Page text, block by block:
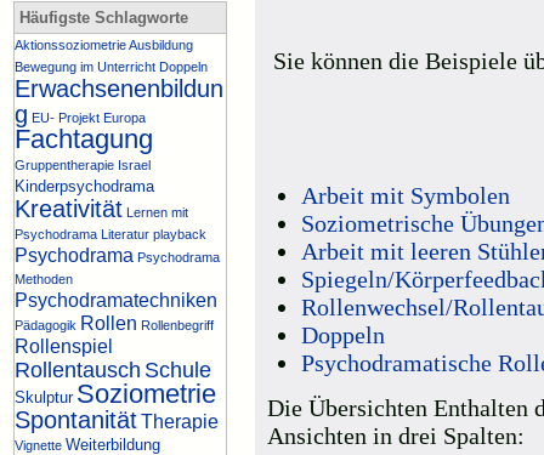
Sie können die Beispiele
Arbeit mit Symbolen
Soziometrische
Arbeit mit leeren
Spiegeln/
Rollenwechsel/
Doppeln
Psychodramatische
Die Übersichten Enthalten
Ansichten in drei Spalten:
Häufigste Schlagworte
AktionssoziometrieAusbildung
Bewegung im Unterricht Doppeln
Erwachsenenbildun
g EU- Projekt Europa
Fachtagung
Gruppentherapie Israel
Kinderpsychodrama
Kreativität Lernen mit
Psychodrama Literatur playback
Psychodrama Psychodrama
Methoden
Psychodramatechniken
Pädagogik Rollen Rollenbegriff
Rollenspiel
Rollentausch Schule
Skulptur Soziometrie
SpontanitätTherapie
Vignette Weiterbildung